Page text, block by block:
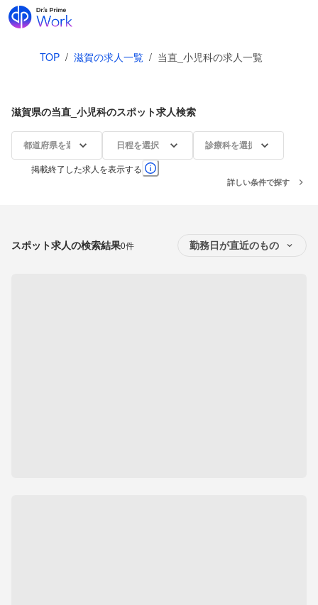
TOP / 滋賀の求人一覧 / 当直_小児科の求人一覧
滋賀県の当直_小児科のスポット求人検索
都道府県を選択 日程を選択 診療科を選択
掲載終了した求人を表示する
詳しい条件で探す
スポット求人の検索結果0件 勤務日が直近のもの